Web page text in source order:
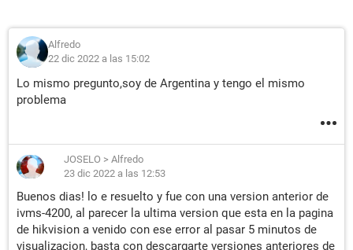
Alfredo
22 dic 2022 a las 15:02
Lo mismo pregunto,soy de Argentina y tengo el mismo
problema
JOSELO > Alfredo
23 dic 2022 a las 12:53
Buenos dias! lo e resuelto y fue con una version anterior de
ivms-4200, al parecer la ultima version que esta en la pagina
de hikvision a venido con ese error al pasar 5 minutos de
visualizacion, basta con descargarte versiones anteriores de